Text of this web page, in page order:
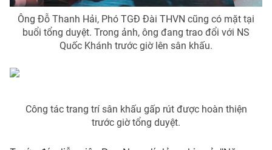
Ông Đỗ Thanh Hải, Phó TGĐ Đài THVN cũng có mặt tại
buổi tổng duyệt. Trong ảnh, ông đang trao đổi với NS
Quốc Khánh trước giờ lên sân khấu.
Công tác trang trí sân khấu gấp rút được hoàn thiện
trước giờ tổng duyệt.